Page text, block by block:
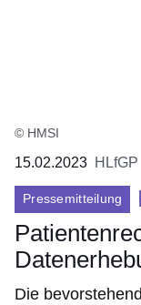
© HMSI
15.02.2023 HLfGP
Pressemitteilung
Die